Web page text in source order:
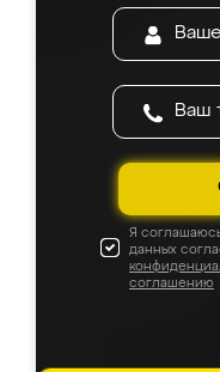
Я
данных
соглашению